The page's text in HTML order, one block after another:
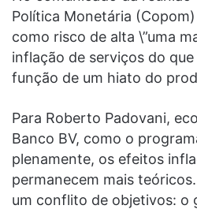
Política Monetária
como risco de alta \”uma
inflação de serviços do
função de um hiato do
Para Roberto Padovani,
Banco BV, como o
plenamente, os efeitos
permanecem mais
um conflito de objetivos: o